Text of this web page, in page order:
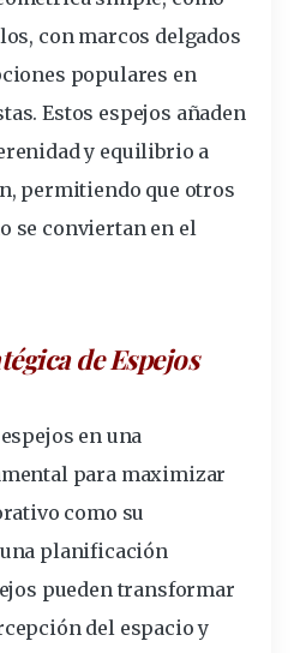
con marcos delgados
populares en
Estos espejos añaden
y equilibrio a
permitiendo que otros
se conviertan en el
de Espejos
en una
para maximizar
como su
planificación
pueden transformar
del espacio y